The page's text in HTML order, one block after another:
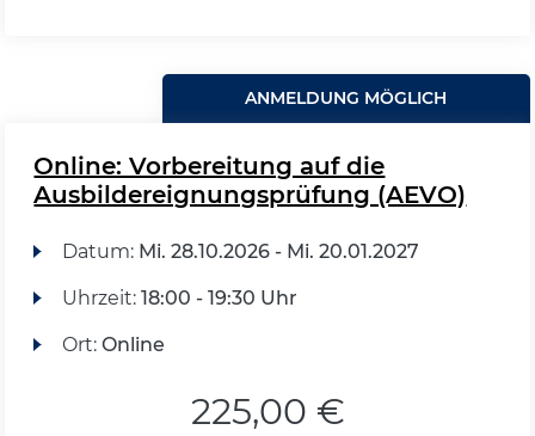
ANMELDUNG MÖGLICH
Online: Vorbereitung auf die
Ausbildereignungsprüfung (AEVO)
Datum: Mi. 28.10.2026 - Mi. 20.01.2027
Uhrzeit: 18:00 - 19:30 Uhr
Ort: Online
225,00 €